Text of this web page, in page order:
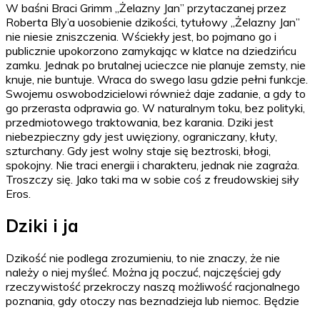
W baśni Braci Grimm „Żelazny Jan” przytaczanej przez
Roberta Bly’a uosobienie dzikości, tytułowy „Żelazny Jan”
nie niesie zniszczenia. Wściekły jest, bo pojmano go i
publicznie upokorzono zamykając w klatce na dziedzińcu
zamku. Jednak po brutalnej ucieczce nie planuje zemsty, nie
knuje, nie buntuje. Wraca do swego lasu gdzie pełni funkcje.
Swojemu oswobodzicielowi również daje zadanie, a gdy to
go przerasta odprawia go. W naturalnym toku, bez polityki,
przedmiotowego traktowania, bez karania. Dziki jest
niebezpieczny gdy jest uwięziony, ograniczany, kłuty,
szturchany. Gdy jest wolny staje się beztroski, błogi,
spokojny. Nie traci energii i charakteru, jednak nie zagraża.
Troszczy się. Jako taki ma w sobie coś z freudowskiej siły
Eros.
Dziki i ja
Dzikość nie podlega zrozumieniu, to nie znaczy, że nie
należy o niej myśleć. Można ją poczuć, najczęściej gdy
rzeczywistość przekroczy naszą możliwość racjonalnego
poznania, gdy otoczy nas beznadzieja lub niemoc. Będzie